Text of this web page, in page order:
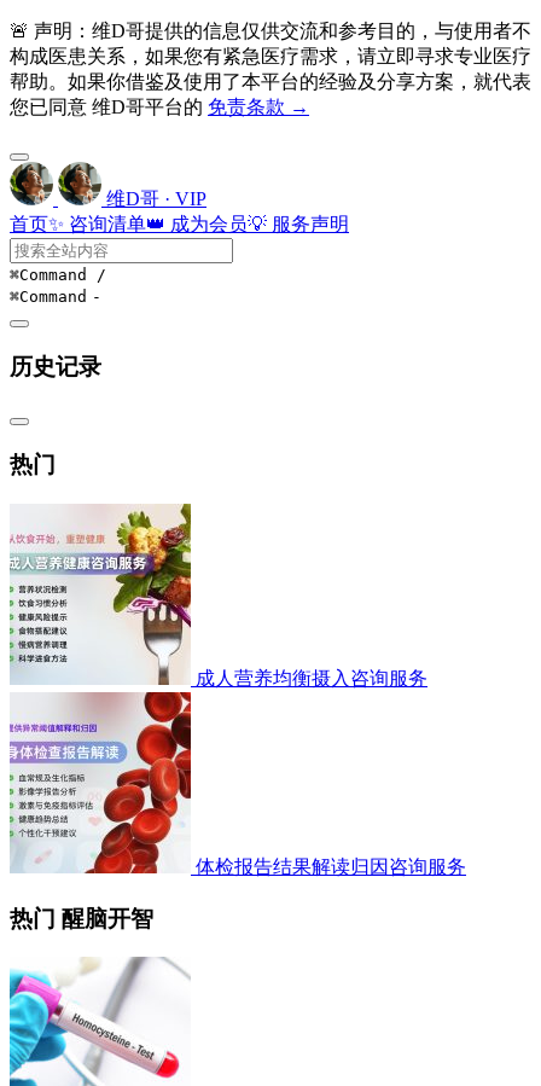
🚨 声明：维D哥提供的信息仅供交流和参考目的，与使用者不
构成医患关系，如果您有紧急医疗需求，请立即寻求专业医疗
帮助。如果你借鉴及使用了本平台的经验及分享方案，就代表
您已同意 维D哥平台的 免责条款 →
维D哥 · VIP
首页✨ 咨询清单👑 成为会员💡 服务声明
⌘Command /
⌘Command -
历史记录
热门
成人营养均衡摄入咨询服务
体检报告结果解读归因咨询服务
热门 醒脑开智